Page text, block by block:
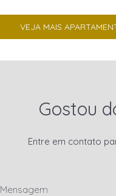
VEJA MAIS
Gostou
Entre em contato
Mensagem